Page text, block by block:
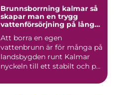
Brunnsborrning kalmar så
skapar man en trygg
vattenförsörjning på lång
Att borra en egen
vattenbrunn är för många på
landsbygden runt Kalmar
nyckeln till ett stabilt och p...